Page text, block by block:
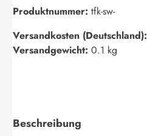
Produktnummer: tfk-sw-
Versandkosten (Deutschland):
Versandgewicht: 0.1 kg
Beschreibung